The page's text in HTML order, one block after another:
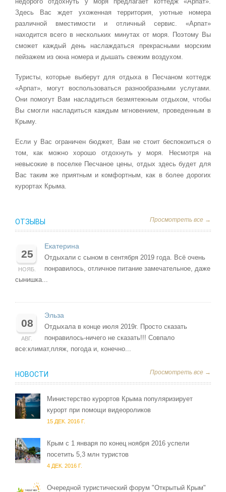
Здесь Вас ждет ухоженная территория, уютные номера
различной вместимости и отличный сервис. «Арпат»
находится всего в нескольких минутах от моря. Поэтому Вы
сможет каждый день наслаждаться прекрасными морским
пейзажем из окна номера и дышать свежим воздухом.
Туристы, которые выберут для отдыха в Песчаном коттедж
«Арпат», могут воспользоваться разнообразными услугами.
Они помогут Вам насладиться безмятежным отдыхом, чтобы
Вы смогли насладиться каждым мгновением, проведенным в
Крыму.
Если у Вас ограничен бюджет, Вам не стоит беспокоиться о
том, как можно хорошо отдохнуть у моря. Несмотря на
невысокие в поселке Песчаное цены, отдых здесь будет для
Вас таким же приятным и комфортным, как в более дорогих
курортах Крыма.
ОТЗЫВЫ Просмотреть все →
25
НОЯБ.
Екатерина
Отдыхали с сыном в сентября 2019 года. Всё очень
понравилось, отличное питание замечательное, даже
сынишка...
08
АВГ.
Эльза
Отдыхала в конце июля 2019г. Просто сказать
понравилось-ничего не сказать!!! Совпало
все:климат,пляж, погода и, конечно...
НОВОСТИ Просмотреть все →
Министерство курортов Крыма популяризирует
курорт при помощи видеороликов
15 ДЕК. 2016 Г.
Крым c 1 января по конец ноября 2016 успели
посетить 5,3 млн туристов
4 ДЕК. 2016 Г.
Очередной туристический форум "Открытый Крым"